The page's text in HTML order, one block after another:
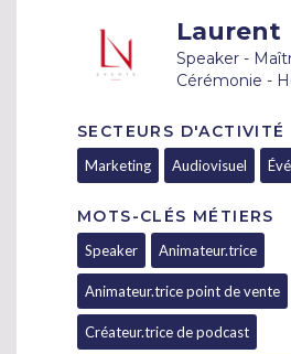
Laurent
Speaker -
Cérémonie -
SECTEURS D'ACTIVITÉ
Marketing Audiovisuel
MOTS-CLÉS MÉTIERS
Speaker Animateur.trice
Animateur.trice point de vente
Créateur.trice de podcast